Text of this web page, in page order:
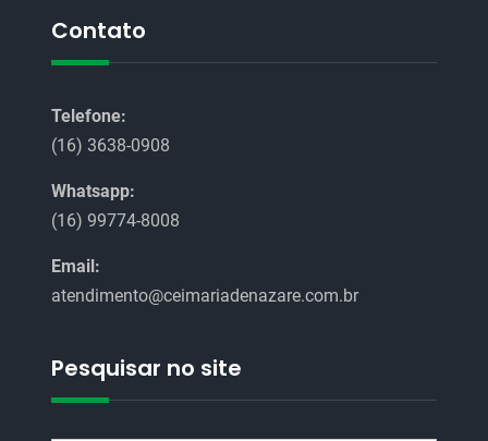
Contato
Telefone:
(16) 3638-0908
Whatsapp:
(16) 99774-8008
Email:
atendimento@ceimariadenazare.com.br
Pesquisar no site